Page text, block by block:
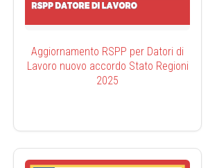
Aggiornamento RSPP per Datori di
Lavoro nuovo accordo Stato Regioni
2025